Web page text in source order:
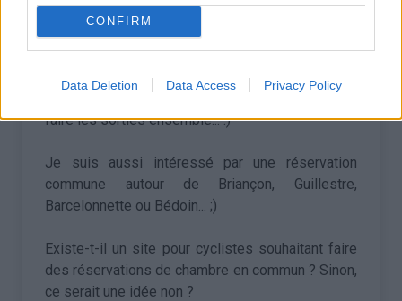
CONFIRM
Data Deletion Data Access Privacy Policy
Je serais intéressé de partager une chambre
d'hôtel de temps à autre pour une nuit ou plus
pour enchaîner les cols autour de ces sites et si
les niveaux sont correspondant, pourquoi ne pas
faire les sorties ensemble... :)
Je suis aussi intéressé par une réservation
commune autour de Briançon, Guillestre,
Barcelonnette ou Bédoin... ;)
Existe-t-il un site pour cyclistes souhaitant faire
des réservations de chambre en commun ? Sinon,
ce serait une idée non ?